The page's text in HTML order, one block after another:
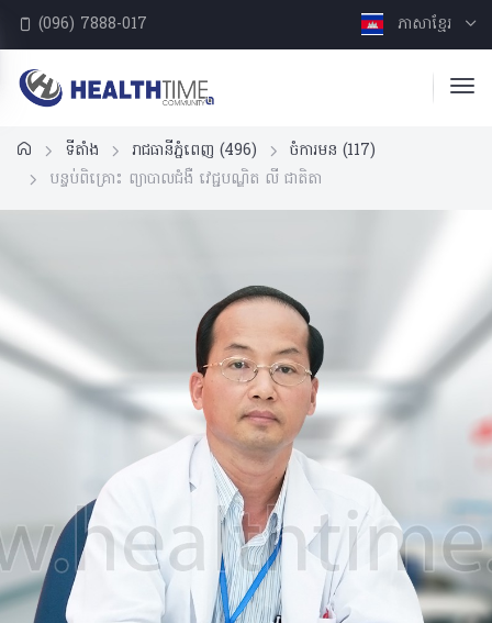
(096) 7888-017 ភាសាខ្មែរ
ទីតាំង រាជធានីភ្នំពេញ (496) ចំការមន (117)
បន្ទប់ពិគ្រោះ ព្យាបាលជំងឺ វេជ្ជបណ្ឌិត លី​ ជាតិតា​